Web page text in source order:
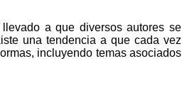
a que diversos autores se
una tendencia a que cada vez
incluyendo temas asociados